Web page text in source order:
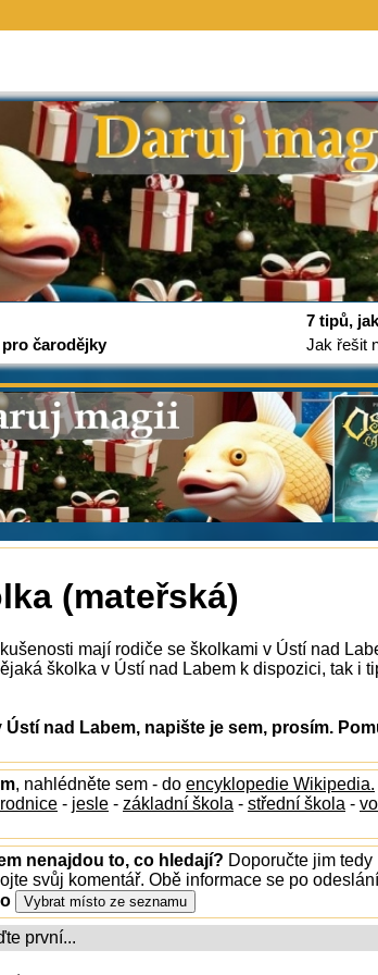
čarodějky
7 tipů,
Jak řešit
(mateřská)
mají rodiče se školkami v Ústí nad
školka v Ústí nad Labem k dispozici, tak i
nad Labem, napište je sem, prosím.
, nahlédněte sem - do encyklopedie Wikipedia.
- jesle - základní škola - střední škola -
nenajdou to, co hledají? Doporučte jim tedy
svůj komentář. Obě informace se po
první...